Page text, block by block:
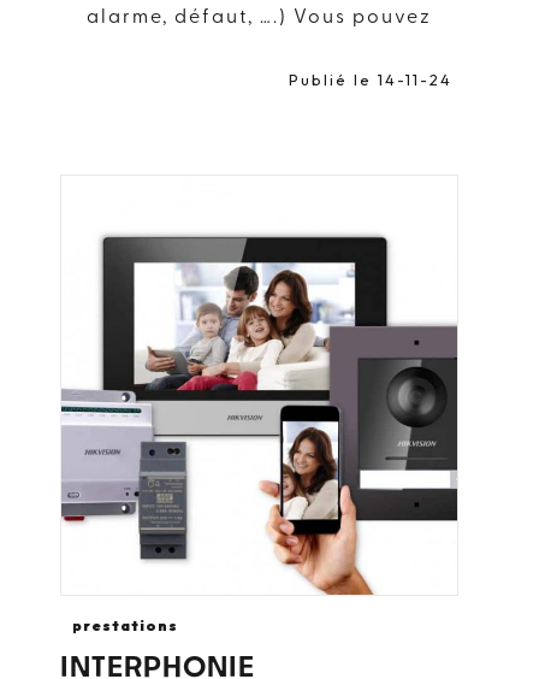
alarme, défaut, ….) Vous pouvez
piloter vos systèmes à distance .
si nécessaire. Pour plus
d’information, nous restons à
votre disposition pour répondre à
vos questions.
Publié le 14-11-24
prestations
INTERPHONIE